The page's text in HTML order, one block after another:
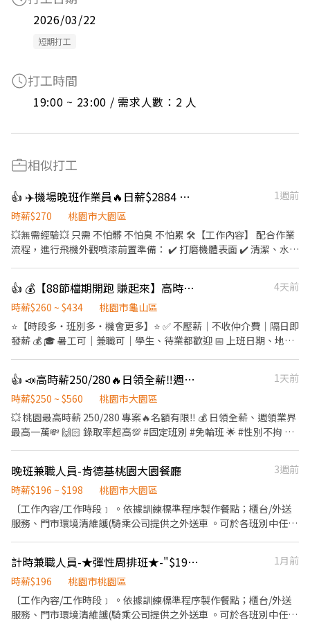
2026/03/22
短期打工
打工時間
19:00 ~ 23:00 / 需求人數：2 人
相似打工
👍 ✈️機場晚班作業員🔥日薪$2884 無經驗/暑期打工 可
1週前
時薪$270
桃園市大園區
💥無需經驗💥 只需 不怕髒 不怕臭 不怕累 🛠【工作內容】 配合作業
流程，進行飛機外觀噴漆前置準備： ✔️ 打磨機體表面 ✔️ 清潔、水
薪） 另有早班及其他職缺可詢問（早晚班都可配合優先錄取） 本公
司為 長榮航空安衛家族 長榮航太維修廠承攬商 表現穩定、出勤良
好， ✅有機會「轉任長榮航太本工」，享正式員工福利與升遷制度
供宿舍 薪水週領 面試需備良民證 有半年內申請的良民證可優先安排
👍 💰【88節檔期開跑 賺起來】高時薪＋龜山多班別⭐日領2000~3000 隔日匯款
4天前
時薪$260 ~ $434
桃園市龜山區
⭐【時段多・班別多・機會更多】⭐ ✅ 不壓薪｜不收仲介費｜隔日即
發薪 💰 🎓 暑工可｜兼職可｜學生、待業都歡迎 📅 上班日期、地
職時段： 彈性工時，輕鬆安排生活與工作~ 早班｜08:00-17:00、
09:00－18:00➡️ NT$230 午班｜13:00－20:00、14:00－23:00➡️
NT$230⭐睡飽好上工⭐ 晚班｜17:30－22:30➡️ NT$260 夜班｜
21:00－06:00、23:00－08:00、00:00－08:00➡️ NT$260 📍桃園市
0912126817 張小姐 加入後請截圖職缺文➡️私訊留下 ⌜姓名✚電話⌟
謝謝❤️ #搞笑專員陪你抬槓 #免諮詢費
👍 📣高時薪250/280🔥日領全薪‼️週領業界最高一萬🙌交通車接送上下班💯
1天前
時薪$250 ~ $560
桃園市大園區
💥 桃園最高時薪 250/280 專案🔥名額有限‼️ 💰 日領全薪、週領業界
最高一萬💸 🙌🏻 錄取率超高💯 #固定班別 #免輪班 🌟 #性別不拘 #
園區 免費交通車接送上下班💯 👉 上班地點：桃園市大園區航翔路
（近遠雄自由貿易港） 👉 休假制度：週休二日（休六日）、見紅休
(假日也可以加班) 👉 上班時間： 日班：08:00~17:30；加班：
18:00~20:00 夜班：20:00~05:30；加班：06:00~08:00 👉 薪資結
包裝、測試（久站久坐皆有） #轉正跳板 #錄取率高 #鴻海 #週休二
日 #提供宿舍 #領現金 #轉他人帳戶 #書審即可 #快速上工 #免無塵服
姐～立即安排上工🥳
晚班兼職人員-肯德基桃園大園餐廳
3週前
時薪$196 ~ $198
桃園市大園區
〔工作內容/工作時段﹞ 。依據訓練標準程序製作餐點；櫃台/外送
服務、門市環境清維護(騎乘公司提供之外送車 。可於各班別中任選
次越多賺越多~~ ◆ 值班津貼：每小時20元(晉升組長後 ◆ 早、晚班
津貼：23:00-07:00（每小時享有50-80元津貼 ◆ 健檢：任職滿一年
起，公司提供年度健檢照顧你的健康 ◆ 保險：除勞、健、勞退外，
公司更為你投保團保維護你的安全 ◆ 員工用餐折扣：兼職夥伴當日
任職滿4小時，即享有85折員購折扣；組長當日任職每四小時享有乙
計時兼職人員-★彈性周排班★-"$196"-另享外送獎金
1月前
時薪$196
桃園市桃園區
〔工作內容/工作時段﹞ 。依據訓練標準程序製作餐點；櫃台/外送
服務、門市環境清維護(騎乘公司提供之外送車 。可於各班別中任選